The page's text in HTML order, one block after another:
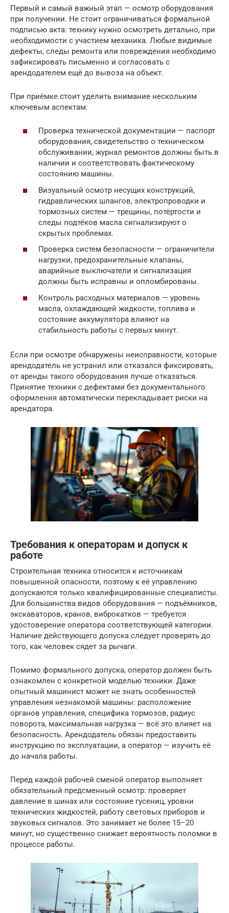
Первый и самый важный этап — осмотр оборудования
при получении. Не стоит ограничиваться формальной
подписью акта: технику нужно осмотреть детально, при
необходимости с участием механика. Любые видимые
дефекты, следы ремонта или повреждения необходимо
зафиксировать письменно и согласовать с
арендодателем ещё до вывоза на объект.
При приёмке стоит уделить внимание нескольким
ключевым аспектам:
Проверка технической документации — паспорт
оборудования, свидетельство о техническом
обслуживании, журнал ремонтов должны быть в
наличии и соответствовать фактическому
состоянию машины.
Визуальный осмотр несущих конструкций,
гидравлических шлангов, электропроводки и
тормозных систем — трещины, потёртости и
следы подтёков масла сигнализируют о
скрытых проблемах.
Проверка систем безопасности — ограничители
нагрузки, предохранительные клапаны,
аварийные выключатели и сигнализация
должны быть исправны и опломбированы.
Контроль расходных материалов — уровень
масла, охлаждающей жидкости, топлива и
состояние аккумулятора влияют на
стабильность работы с первых минут.
Если при осмотре обнаружены неисправности, которые
арендодатель не устранил или отказался фиксировать,
от аренды такого оборудования лучше отказаться.
Принятие техники с дефектами без документального
оформления автоматически перекладывает риски на
арендатора.
Требования к операторам и допуск к
работе
Строительная техника относится к источникам
повышенной опасности, поэтому к её управлению
допускаются только квалифицированные специалисты.
Для большинства видов оборудования — подъёмников,
экскаваторов, кранов, виброкатков — требуется
удостоверение оператора соответствующей категории.
Наличие действующего допуска следует проверять до
того, как человек сядет за рычаги.
Помимо формального допуска, оператор должен быть
ознакомлен с конкретной моделью техники. Даже
опытный машинист может не знать особенностей
управления незнакомой машины: расположение
органов управления, специфика тормозов, радиус
поворота, максимальная нагрузка — всё это влияет на
безопасность. Арендодатель обязан предоставить
инструкцию по эксплуатации, а оператор — изучить её
до начала работы.
Перед каждой рабочей сменой оператор выполняет
обязательный предсменный осмотр: проверяет
давление в шинах или состояние гусениц, уровни
технических жидкостей, работу световых приборов и
звуковых сигналов. Это занимает не более 15–20
минут, но существенно снижает вероятность поломки в
процессе работы.